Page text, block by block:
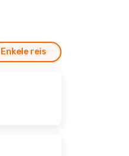
Enkele reis